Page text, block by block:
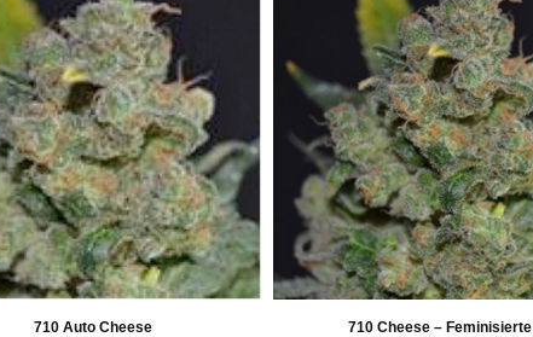
710 Auto Cheese 710 Cheese – Feminisierte